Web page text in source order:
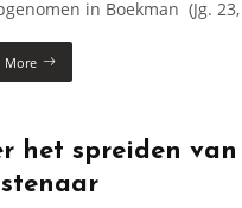
in Boekman (Jg.
More
het spreiden